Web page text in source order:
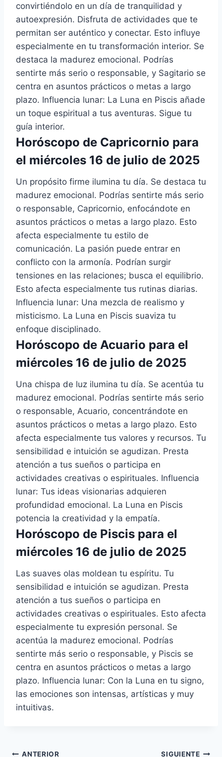
convirtiéndolo en un día de tranquilidad y
autoexpresión. Disfruta de actividades que te
permitan ser auténtico y conectar. Esto influye
especialmente en tu transformación interior. Se
destaca la madurez emocional. Podrías
sentirte más serio o responsable, y Sagitario se
centra en asuntos prácticos o metas a largo
plazo. Influencia lunar: La Luna en Piscis añade
un toque espiritual a tus aventuras. Sigue tu
guía interior.
Horóscopo de Capricornio para
el miércoles 16 de julio de 2025
Un propósito firme ilumina tu día. Se destaca tu
madurez emocional. Podrías sentirte más serio
o responsable, Capricornio, enfocándote en
asuntos prácticos o metas a largo plazo. Esto
afecta especialmente tu estilo de
comunicación. La pasión puede entrar en
conflicto con la armonía. Podrían surgir
tensiones en las relaciones; busca el equilibrio.
Esto afecta especialmente tus rutinas diarias.
Influencia lunar: Una mezcla de realismo y
misticismo. La Luna en Piscis suaviza tu
enfoque disciplinado.
Horóscopo de Acuario para el
miércoles 16 de julio de 2025
Una chispa de luz ilumina tu día. Se acentúa tu
madurez emocional. Podrías sentirte más serio
o responsable, Acuario, concentrándote en
asuntos prácticos o metas a largo plazo. Esto
afecta especialmente tus valores y recursos. Tu
sensibilidad e intuición se agudizan. Presta
atención a tus sueños o participa en
actividades creativas o espirituales. Influencia
lunar: Tus ideas visionarias adquieren
profundidad emocional. La Luna en Piscis
potencia la creatividad y la empatía.
Horóscopo de Piscis para el
miércoles 16 de julio de 2025
Las suaves olas moldean tu espíritu. Tu
sensibilidad e intuición se agudizan. Presta
atención a tus sueños o participa en
actividades creativas o espirituales. Esto afecta
especialmente tu expresión personal. Se
acentúa la madurez emocional. Podrías
sentirte más serio o responsable, y Piscis se
centra en asuntos prácticos o metas a largo
plazo. Influencia lunar: Con la Luna en tu signo,
las emociones son intensas, artísticas y muy
intuitivas.
ANTERIOR SIGUIENTE